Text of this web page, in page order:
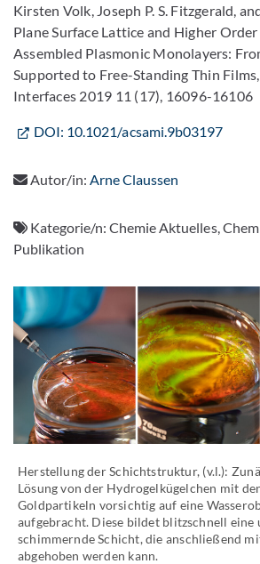
Kirsten Volk, Joseph P. S. Fitzgerald,
Plane Surface Lattice and Higher Order
Assembled Plasmonic Monolayers:
Supported to Free-Standing Thin
Interfaces 2019 11 (17), 16096-16106
DOI: 10.1021/acsami.9b03197
Autor/in: Arne Claussen
Kategorie/n:Chemie Aktuelles,
Publikation
Herstellung der Schichtstruktur, (v.l.):
Lösung von der Hydrogelkügelchen mit
Goldpartikeln vorsichtig auf eine
aufgebracht. Diese bildet blitzschnell eine
schimmernde Schicht, die anschließend
abgehoben werden kann.